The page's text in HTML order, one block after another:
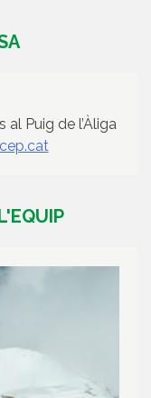
Puig de l’Àliga